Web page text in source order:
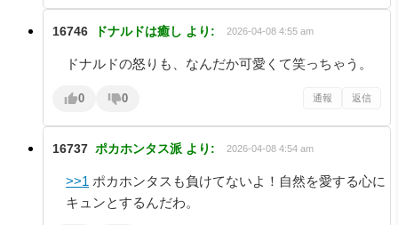
16746 ドナルドは癒し より: 2026-04-08 4:55 am
ドナルドの怒りも、なんだか可愛くて笑っちゃう。
0 0 通報 返信
16737 ポカホンタス派 より: 2026-04-08 4:54 am
>>1 ポカホンタスも負けてないよ！自然を愛する心に
キュンとするんだわ。